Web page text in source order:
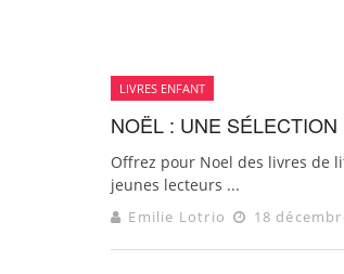
LIVRES ENFANT
NOËL : UNE
Offrez pour Noel des livres de
jeunes lecteurs ...
Emilie Lotrio 18